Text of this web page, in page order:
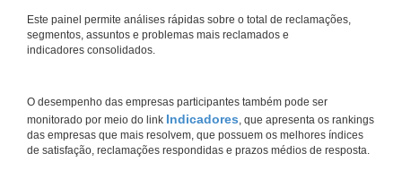
Este painel permite análises rápidas sobre o total de reclamações,
segmentos, assuntos e problemas mais reclamados e
indicadores consolidados.
O desempenho das empresas participantes também pode ser
monitorado por meio do link Indicadores, que apresenta os rankings
das empresas que mais resolvem, que possuem os melhores índices
de satisfação, reclamações respondidas e prazos médios de resposta.